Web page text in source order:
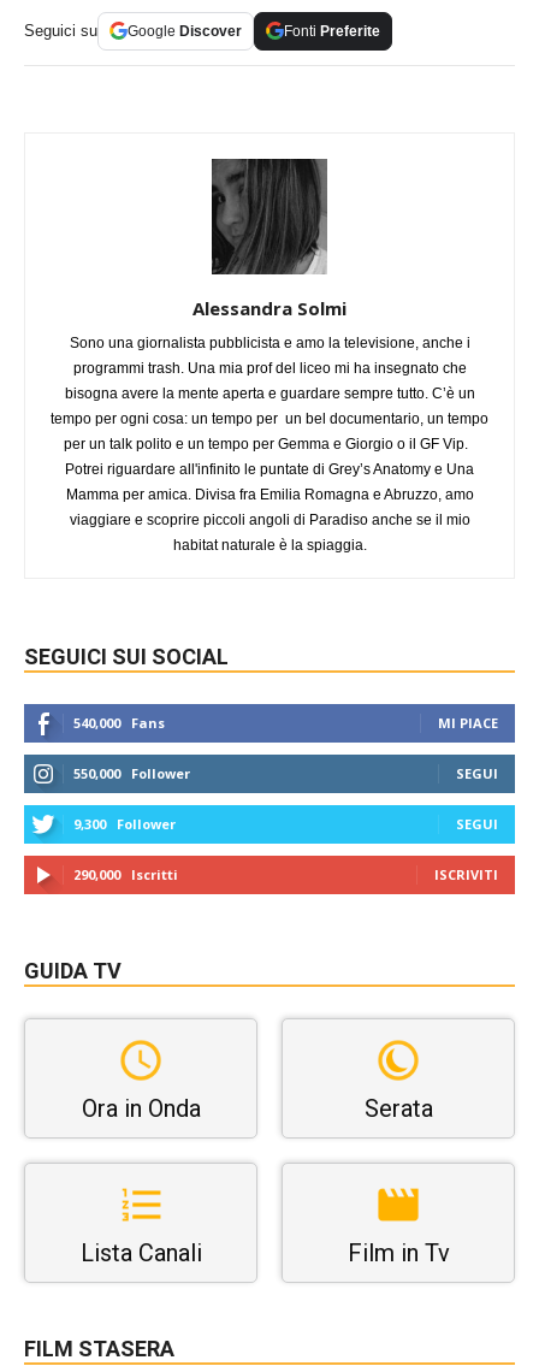
Seguici su Google Discover Fonti Preferite
Alessandra Solmi
Sono una giornalista pubblicista e amo la televisione, anche i
programmi trash. Una mia prof del liceo mi ha insegnato che
bisogna avere la mente aperta e guardare sempre tutto. C’è un
tempo per ogni cosa: un tempo per un bel documentario, un tempo
per un talk polito e un tempo per Gemma e Giorgio o il GF Vip.
Potrei riguardare all'infinito le puntate di Grey’s Anatomy e Una
Mamma per amica. Divisa fra Emilia Romagna e Abruzzo, amo
viaggiare e scoprire piccoli angoli di Paradiso anche se il mio
habitat naturale è la spiaggia.
SEGUICI SUI SOCIAL
540,000 Fans MI PIACE
550,000 Follower SEGUI
9,300 Follower SEGUI
290,000 Iscritti ISCRIVITI
GUIDA TV
Ora in Onda Serata
Lista Canali Film in Tv
FILM STASERA